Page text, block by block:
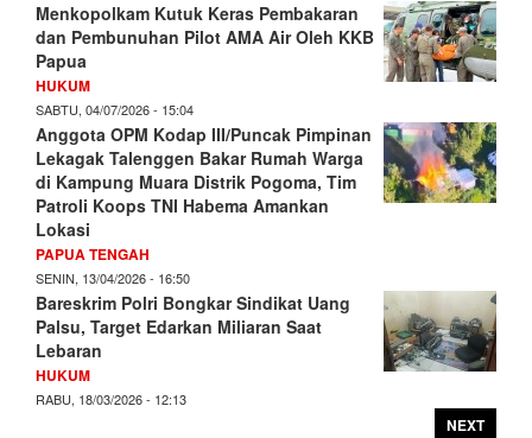
Menkopolkam Kutuk Keras Pembakaran
dan Pembunuhan Pilot AMA Air Oleh KKB
Papua
HUKUM
SABTU, 04/07/2026 - 15:04
Anggota OPM Kodap III/Puncak Pimpinan
Lekagak Talenggen Bakar Rumah Warga
di Kampung Muara Distrik Pogoma, Tim
Patroli Koops TNI Habema Amankan
Lokasi
PAPUA TENGAH
SENIN, 13/04/2026 - 16:50
Bareskrim Polri Bongkar Sindikat Uang
Palsu, Target Edarkan Miliaran Saat
Lebaran
HUKUM
RABU, 18/03/2026 - 12:13
NEXT